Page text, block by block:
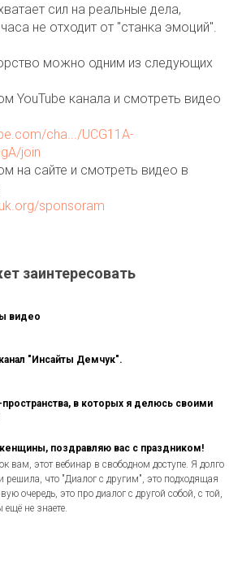
сил на реальные дела,
не отходит от "станка эмоций".
можно одним из следующих
YouTube канала и смотреть видео
cha.../UCG11A-
join
на сайте и смотреть видео в
sponsoram
заинтересовать
видео
"Инсайты Демчук".
в которых я делюсь своими
поздравляю вас с праздником!
вам, этот вебинар в свободном доступе. Я долго
решила, что "Диалог с другим", это подходящая
очередь, это про диалог с другой собой, с той,
не знаете.